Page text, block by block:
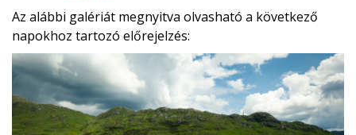
Az alábbi galériát megnyitva olvasható a következő
napokhoz tartozó előrejelzés: